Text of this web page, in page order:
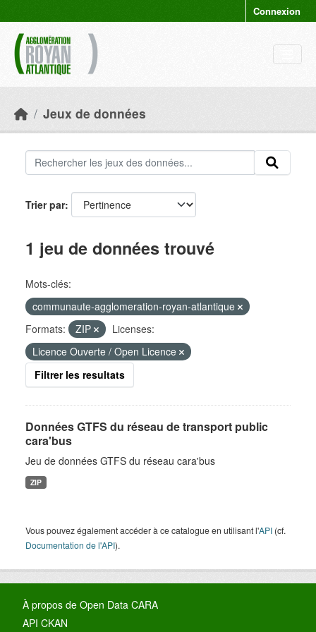
Connexion
Jeux de données
Trier par
1 jeu de données trouvé
Mots-clés:
communaute-agglomeration-royan-atlantique
Formats:
ZIP
Licenses:
Licence Ouverte / Open Licence
Filtrer les resultats
Données GTFS du réseau de transport public
cara'bus
Jeu de données GTFS du réseau cara'bus
ZIP
Vous pouvez également accéder à ce catalogue en utilisant l'API (cf.
Documentation de l'API).
À propos de Open Data CARA
API CKAN